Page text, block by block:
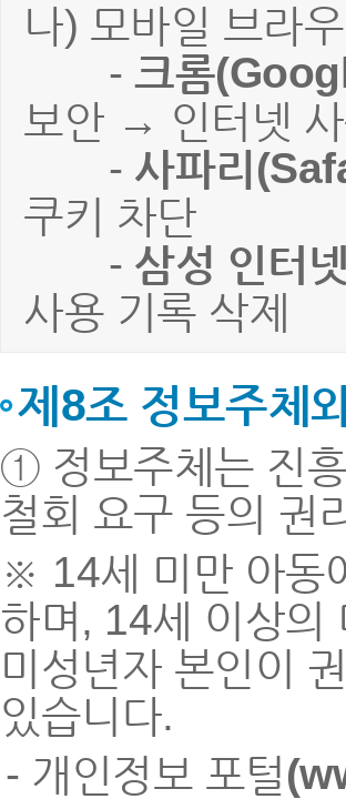
나) 모바일 브라
- 크롬
보안 → 인터넷
- 사파리
쿠키 차단
- 삼성 인터넷
사용 기록 삭제
제8조 정보주체
① 정보주체는 진흥
철회 요구 등의 권
※ 14세 미만 아동
하며, 14세 이상의
미성년자 본인이
있습니다.
- 개인정보 포털(